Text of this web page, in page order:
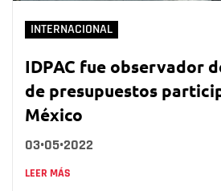
INTERNACIONAL
IDPAC fue observador
de presupuestos
México
03•05•2022
LEER MÁS